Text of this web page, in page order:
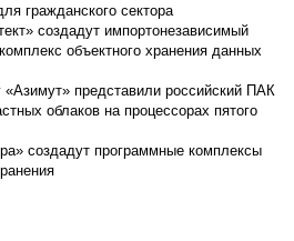
гражданского сектора
создадут импортонезависимый
объектного хранения данных
представили российский ПАК
облаков на процессорах пятого
создадут программные комплексы